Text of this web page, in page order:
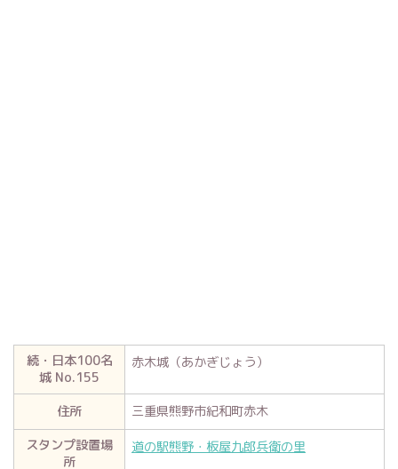
続・日本100名
城 No.155
赤木城（あかぎじょう）
住所
三重県熊野市紀和町赤木
スタンプ設置場
所
道の駅熊野・板屋九郎兵衛の里